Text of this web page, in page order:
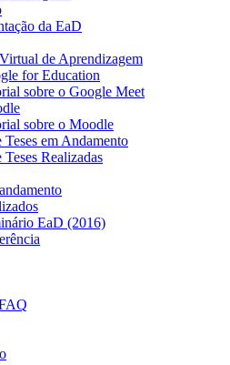
da EaD
de Aprendizagem
for Education
sobre o Google Meet
sobre o Moodle
Teses em Andamento
Teses Realizadas
EaD (2016)